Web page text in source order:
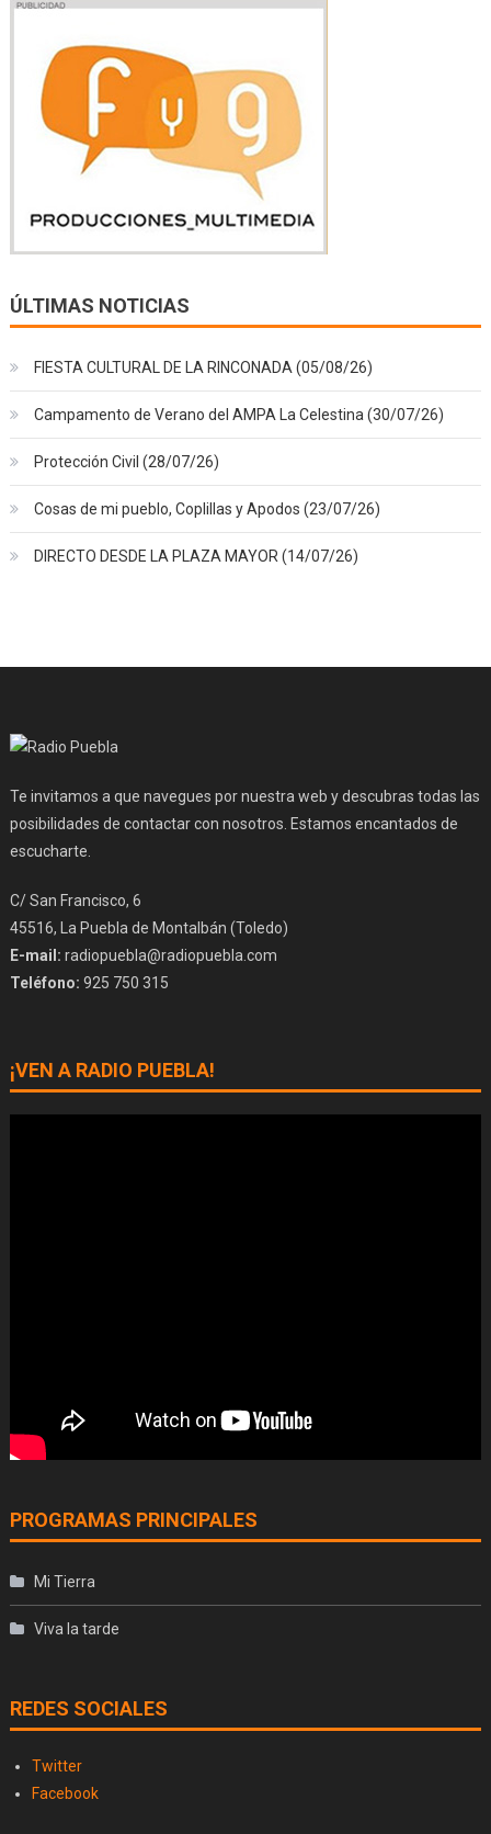
ÚLTIMAS NOTICIAS
FIESTA CULTURAL DE LA RINCONADA (05/08/26)
Campamento de Verano del AMPA La Celestina (30/07/26)
Protección Civil (28/07/26)
Cosas de mi pueblo, Coplillas y Apodos (23/07/26)
DIRECTO DESDE LA PLAZA MAYOR (14/07/26)
Te invitamos a que navegues por nuestra web y descubras todas las
posibilidades de contactar con nosotros. Estamos encantados de
escucharte.
C/ San Francisco, 6
45516, La Puebla de Montalbán (Toledo)
E-mail: radiopuebla@radiopuebla.com
Teléfono: 925 750 315
¡VEN A RADIO PUEBLA!
PROGRAMAS PRINCIPALES
Mi Tierra
Viva la tarde
REDES SOCIALES
Twitter
Facebook